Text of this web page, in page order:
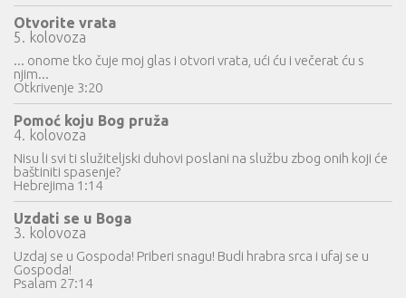
Otvorite vrata
5. kolovoza
... onome tko čuje moj glas i otvori vrata, ući ću i večerat ću s
njim...
Otkrivenje 3:20
Pomoć koju Bog pruža
4. kolovoza
Nisu li svi ti služiteljski duhovi poslani na službu zbog onih koji će
baštiniti spasenje?
Hebrejima 1:14
Uzdati se u Boga
3. kolovoza
Uzdaj se u Gospoda! Priberi snagu! Budi hrabra srca i ufaj se u
Gospoda!
Psalam 27:14